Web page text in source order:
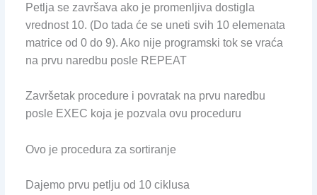
Petlja se završava ako je promenljiva dostigla
vrednost 10. (Do tada će se uneti svih 10 elemenata
matrice od 0 do 9). Ako nije programski tok se vraća
na prvu naredbu posle REPEAT
Završetak procedure i povratak na prvu naredbu
posle EXEC koja je pozvala ovu proceduru
Ovo je procedura za sortiranje
Dajemo prvu petlju od 10 ciklusa